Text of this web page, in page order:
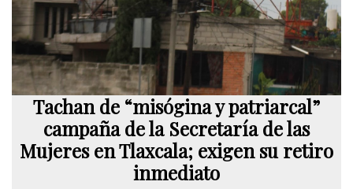
Tachan de “misógina y patriarcal”
campaña de la Secretaría de las
Mujeres en Tlaxcala; exigen su retiro
inmediato